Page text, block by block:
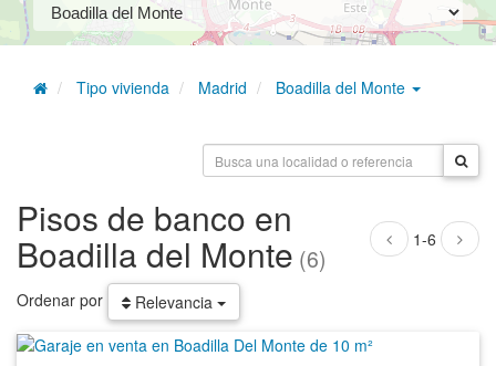
Tipo vivienda Madrid Boadilla del Monte
1-6
Pisos de banco en
Boadilla del Monte (6)
Ordenar por Relevancia